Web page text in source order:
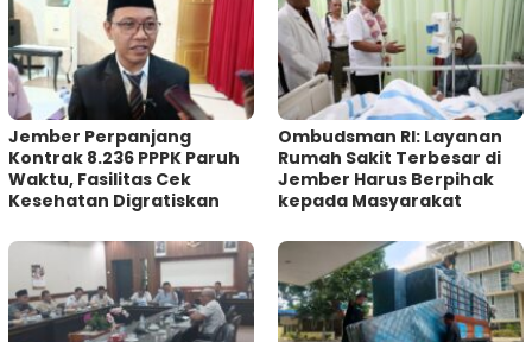
Jember Perpanjang
Kontrak 8.236 PPPK Paruh
Waktu, Fasilitas Cek
Kesehatan Digratiskan
Ombudsman RI: Layanan
Rumah Sakit Terbesar di
Jember Harus Berpihak
kepada Masyarakat